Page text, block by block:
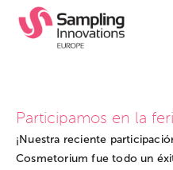
Participamos en la
¡Nuestra reciente
Cosmetorium fue todo un